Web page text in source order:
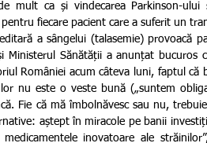
mult ca și vindecarea Parkinson-
pentru fiecare pacient care a suferit un
Ministerul Sănătății a anunțat bucuros
României acum câteva luni, faptul că
nu este o veste bună („suntem
Fie că mă îmbolnăvesc sau nu,
aștept în miracole pe banii
inovatoare ale